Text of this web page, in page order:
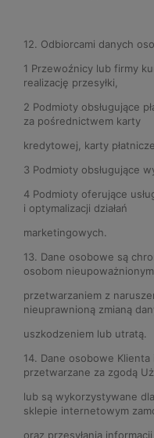
12. Odbiorcami danych
1 Przewoźnicy lub firmy
realizację przesyłki,
2 Podmioty obsługujące
za pośrednictwem karty
kredytowej, karty
3 Podmioty obsługujące
4 Podmioty oferujące
i optymalizacji działań
marketingowych.
13. Dane osobowe są
osobom nieupoważnionym,
przetwarzaniem z
nieuprawnioną zmianą
uszkodzeniem lub utratą.
14. Dane osobowe
przetwarzane za zgodą
lub są wykorzystywane
sklepie internetowym
oraz przesyłania